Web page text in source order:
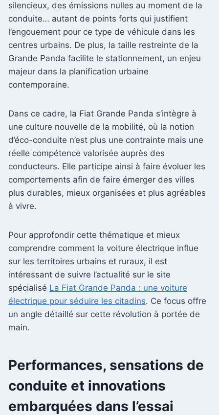
silencieux, des émissions nulles au moment de la
conduite… autant de points forts qui justifient
l’engouement pour ce type de véhicule dans les
centres urbains. De plus, la taille restreinte de la
Grande Panda facilite le stationnement, un enjeu
majeur dans la planification urbaine
contemporaine.
Dans ce cadre, la Fiat Grande Panda s’intègre à
une culture nouvelle de la mobilité, où la notion
d’éco-conduite n’est plus une contrainte mais une
réelle compétence valorisée auprès des
conducteurs. Elle participe ainsi à faire évoluer les
comportements afin de faire émerger des villes
plus durables, mieux organisées et plus agréables
à vivre.
Pour approfondir cette thématique et mieux
comprendre comment la voiture électrique influe
sur les territoires urbains et ruraux, il est
intéressant de suivre l’actualité sur le site
spécialisé La Fiat Grande Panda : une voiture
électrique pour séduire les citadins. Ce focus offre
un angle détaillé sur cette révolution à portée de
main.
Performances, sensations de
conduite et innovations
embarquées dans l’essai